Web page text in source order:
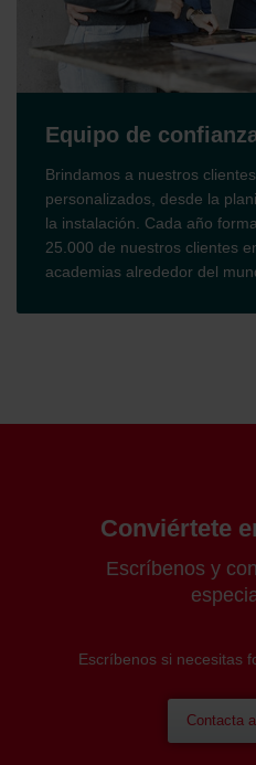
clientes servicios
la planificación hasta
formamos a más de
en nuestras
del mundo.
Conviértete
Escríbenos y
Escríbenos si necesitas
Contacta